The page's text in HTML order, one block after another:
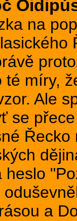
na
míry,
Ale
se
a